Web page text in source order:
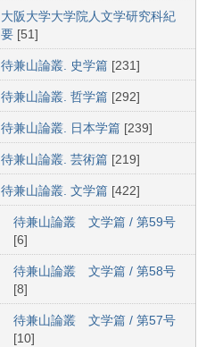
大阪大学大学院人文学研究科紀
要 [51]
待兼山論叢. 史学篇 [231]
待兼山論叢. 哲学篇 [292]
待兼山論叢. 日本学篇 [239]
待兼山論叢. 芸術篇 [219]
待兼山論叢. 文学篇 [422]
待兼山論叢 文学篇 / 第59号
[6]
待兼山論叢 文学篇 / 第58号
[8]
待兼山論叢 文学篇 / 第57号
[10]